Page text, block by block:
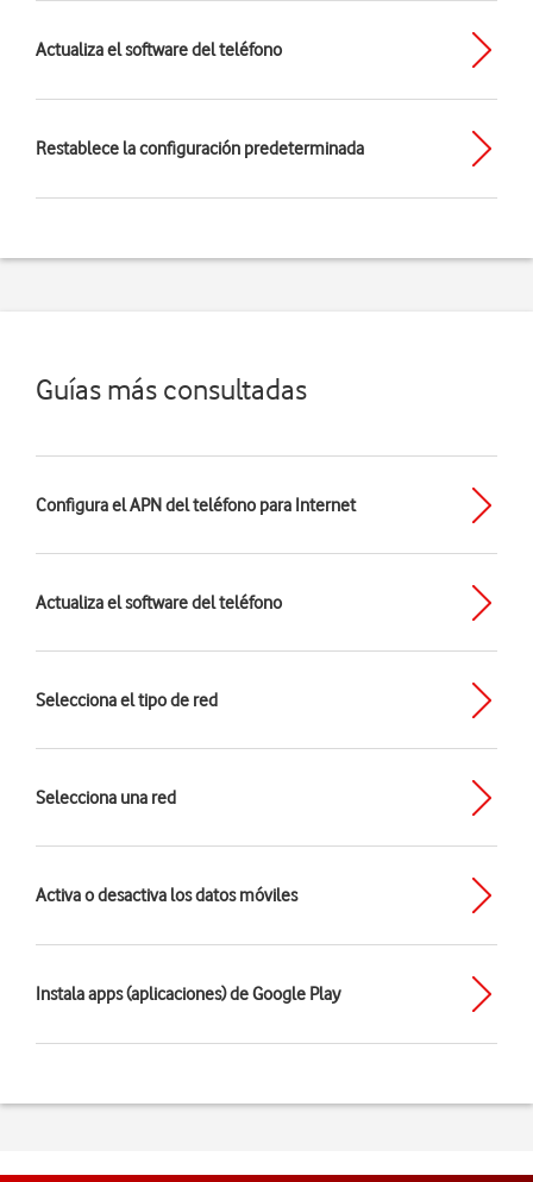
Actualiza el software del teléfono
Restablece la configuración predeterminada
Guías más consultadas
Configura el APN del teléfono para Internet
Actualiza el software del teléfono
Selecciona el tipo de red
Selecciona una red
Activa o desactiva los datos móviles
Instala apps (aplicaciones) de Google Play